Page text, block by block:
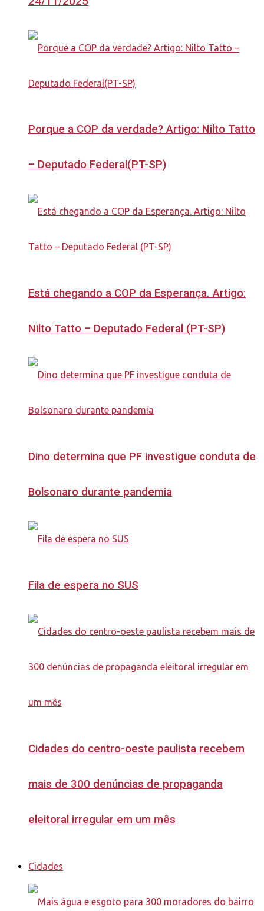
Porque a COP da verdade? Artigo: Nilto Tatto
– Deputado Federal(PT-SP)
Está chegando a COP da Esperança. Artigo:
Nilto Tatto – Deputado Federal (PT-SP)
Dino determina que PF investigue conduta de
Bolsonaro durante pandemia
Fila de espera no SUS
Cidades do centro-oeste paulista recebem
mais de 300 denúncias de propaganda
eleitoral irregular em um mês
Cidades